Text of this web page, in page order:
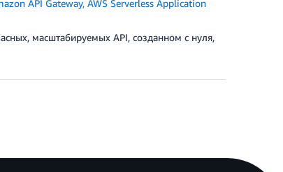
API Gateway,AWS Serverless Application
масштабируемых API, созданном с нуля,